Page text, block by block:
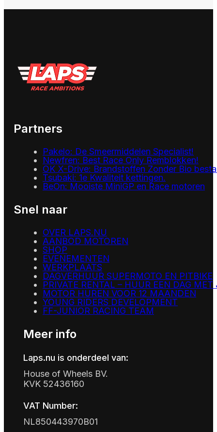
Partners
Pakelo: De Smeermiddelen Specialist!
Newfren: Best Race Only Remblokken!
OK X-Drive: Brandstoffen Zonder Bio
Tsubaki: 1e Kwaliteit kettingen.
BeOn: Mooiste MiniGP en Race motoren
Snel naar
OVER LAPS.NU
AANBOD MOTOREN
SHOP
EVENEMENTEN
WERKPLAATS
DAGVERHUUR SUPERMOTO EN PITBIKE
PRIVATE RENTAL – HUUR EEN DAG MET
MOTOR HUREN VOOR 12 MAANDEN
YOUNG RIDERS DEVELOPMENT
FF-JUNIOR RACING TEAM
Meer info
Laps.nu is onderdeel van:
House of Wheels BV.
KVK 52436160
VAT Number:
NL850443970B01